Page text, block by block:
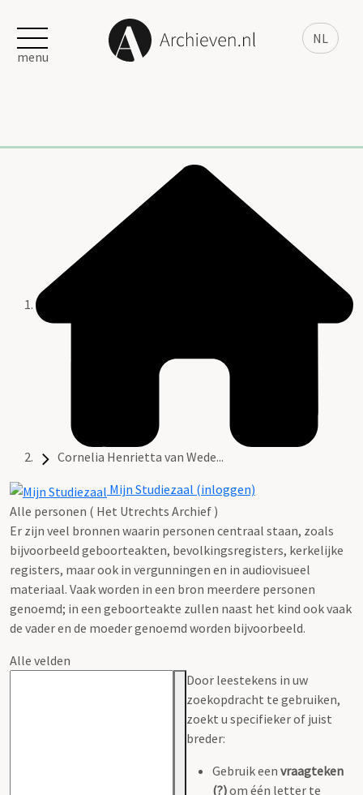
NL
menu
Cornelia Henrietta van Wede...
Mijn Studiezaal (inloggen)
Alle personen ( Het Utrechts Archief )
Er zijn veel bronnen waarin personen centraal staan, zoals
bijvoorbeeld geboorteakten, bevolkingsregisters, kerkelijke
registers, maar ook in vergunningen en in audiovisueel
materiaal. Vaak worden in een bron meerdere personen
genoemd; in een geboorteakte zullen naast het kind ook vaak
de vader en de moeder genoemd worden bijvoorbeeld.
Alle velden
Door leestekens in uw
zoekopdracht te gebruiken,
zoekt u specifieker of juist
breder:
Gebruik een vraagteken
(?)om één letter te